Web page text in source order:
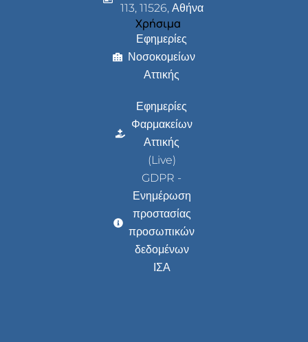
113, 11526, Αθήνα
Χρήσιμα
Εφημερίες
Νοσοκομείων
Αττικής
Εφημερίες
Φαρμακείων
Αττικής
(Live)
GDPR -
Ενημέρωση
προστασίας
προσωπικών
δεδομένων
ΙΣΑ